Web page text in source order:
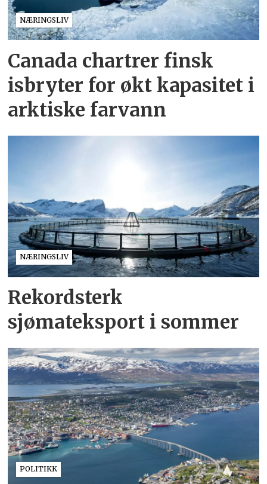
NÆRINGSLIV
Canada chartrer finsk
isbryter for økt kapasitet i
arktiske farvann
NÆRINGSLIV
Rekordsterk
sjømateksport i sommer
POLITIKK